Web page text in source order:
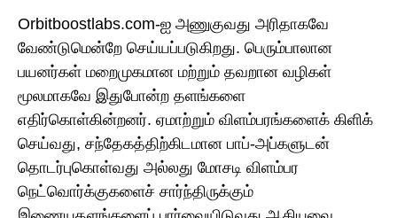
Orbitboostlabs.com-ஐ அணுகுவது அரிதாகவே
வேண்டுமென்றே செய்யப்படுகிறது. பெரும்பாலான
பயனர்கள் மறைமுகமான மற்றும் தவறான வழிகள்
மூலமாகவே இதுபோன்ற தளங்களை
எதிர்கொள்கின்றனர். ஏமாற்றும் விளம்பரங்களைக் கிளிக்
செய்வது, சந்தேகத்திற்கிடமான பாப்-அப்களுடன்
தொடர்புகொள்வது அல்லது மோசடி விளம்பர
நெட்வொர்க்குகளைச் சார்ந்திருக்கும்